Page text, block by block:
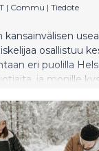
| Commu | Tiedote
kansainvälisen
osallistuu
eri puolilla
ja monille
vieläpä vieraassa
yli 20 eri
pakkaus-,